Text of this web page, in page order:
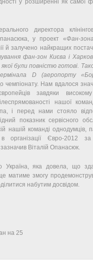
у розширенні як самої
директора
у проект «Фан-
й залучено найкращих
фан-зон Києва і
якої були повністю готові.
D (аеропорту
чемпіонату. Нам вдалося
завдяки високому
нашої
і перед нами стояло
показник сервісного
нашій команді однодумців,
Євро-2012 за
Віталій Опанасюк.
Україна, яка довела, що
матиме змогу
набутим досвідом.
на 25